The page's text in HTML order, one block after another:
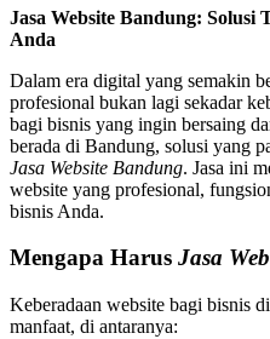
Jasa Website Bandung:
Anda
Dalam era digital yang semakin
profesional bukan lagi sekadar
bagi bisnis yang ingin bersaing
berada di Bandung, solusi yang
Jasa Website Bandung. Jasa ini
website yang profesional,
bisnis Anda.
Mengapa Harus Jasa
Keberadaan website bagi bisnis
manfaat, di antaranya: